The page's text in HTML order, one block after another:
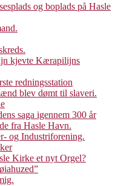
og boplads på Hasle
kjevte Kærapilijns
redningsstation
blev dømt til slaveri.
saga igennem 300 år
fra Hasle Havn.
og Industriforening.
Kirke et nyt Orgel?